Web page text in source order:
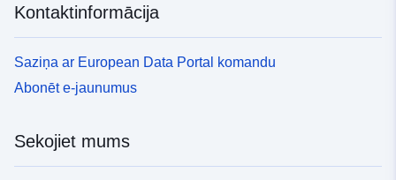
Kontaktinformācija
Saziņa ar European Data Portal komandu
Abonēt e-jaunumus
Sekojiet mums